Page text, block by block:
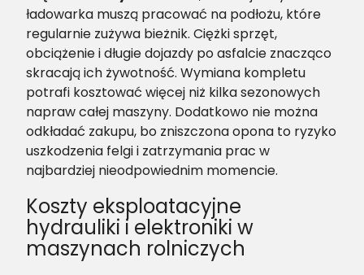
ładowarka muszą pracować na podłożu, które
regularnie zużywa bieżnik. Ciężki sprzęt,
obciążenie i długie dojazdy po asfalcie znacząco
skracają ich żywotność. Wymiana kompletu
potrafi kosztować więcej niż kilka sezonowych
napraw całej maszyny. Dodatkowo nie można
odkładać zakupu, bo zniszczona opona to ryzyko
uszkodzenia felgi i zatrzymania prac w
najbardziej nieodpowiednim momencie.
Koszty eksploatacyjne
hydrauliki i elektroniki w
maszynach rolniczych